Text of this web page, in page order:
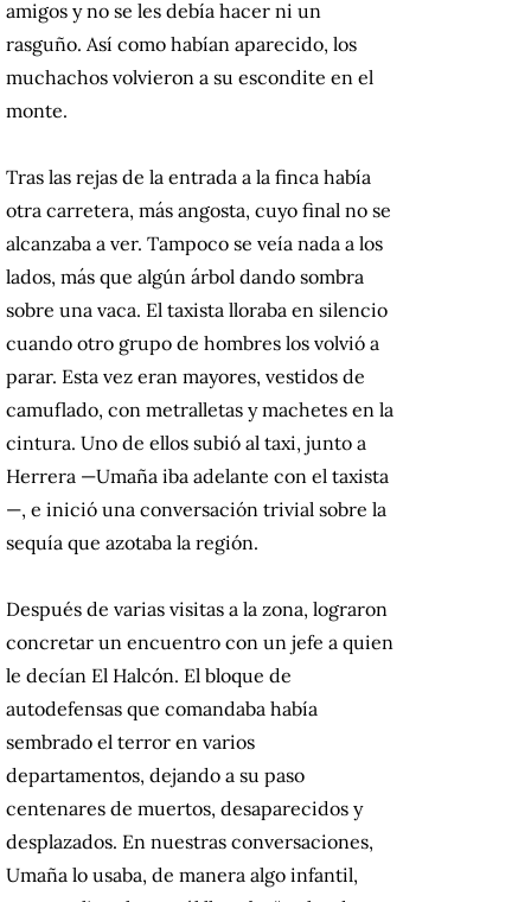
amigos y no se les debía hacer ni un
rasguño. Así como habían aparecido, los
muchachos volvieron a su escondite en el
monte.
Tras las rejas de la entrada a la finca había
otra carretera, más angosta, cuyo final no se
alcanzaba a ver. Tampoco se veía nada a los
lados, más que algún árbol dando sombra
sobre una vaca. El taxista lloraba en silencio
cuando otro grupo de hombres los volvió a
parar. Esta vez eran mayores, vestidos de
camuflado, con metralletas y machetes en la
cintura. Uno de ellos subió al taxi, junto a
Herrera —Umaña iba adelante con el taxista
—, e inició una conversación trivial sobre la
sequía que azotaba la región.
Después de varias visitas a la zona, lograron
concretar un encuentro con un jefe a quien
le decían El Halcón. El bloque de
autodefensas que comandaba había
sembrado el terror en varios
departamentos, dejando a su paso
centenares de muertos, desaparecidos y
desplazados. En nuestras conversaciones,
Umaña lo usaba, de manera algo infantil,